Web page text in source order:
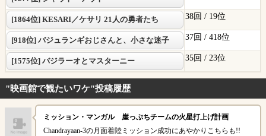
[1864位] KESARI／ケサリ 21人の勇者たち 38回 / 19位
[918位] バジュランギおじさんと、小さな迷子 37回 / 418位
[1575位] バジラーオとマスターニー 35回 / 23位
"映画館で観たいワケ"投稿履歴
ミッション・マンガル 崖っぷちチームの火星打上げ計画
Chandrayaan-3の月面着陸ミッション成功にあやかりこちらも!!